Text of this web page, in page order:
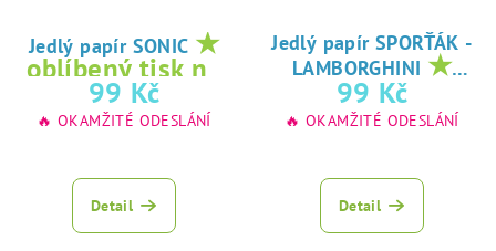
Jedlý papír SONIC ★
oblíbený tisk na
jedlý papír
99 Kč
🔥 OKAMŽITÉ ODESLÁNÍ
Detail
Jedlý papír SPORŤÁK -
LAMBORGHINI ★
oblíbený tisk na
jedlý papír
99 Kč
🔥 OKAMŽITÉ ODESLÁNÍ
Detail